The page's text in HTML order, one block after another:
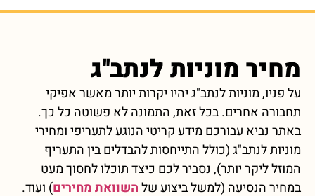
מחיר מוניות לנתב''ג
על פניו, מוניות לנתב"ג יהיו יקרות יותר מאשר אפיקי
תחבורה אחרים. בכל זאת, התמונה לא פשוטה כל כך.
באתר נביא עבורכם מידע קריטי הנוגע לתעריפי ומחירי
מוניות לנתב"ג (כולל התייחסות להבדלים בין התעריף
המוזל ליקר יותר), נסביר לכם כיצד תוכלו לחסוך מעט
במחיר הנסיעה (למשל ביצוע שלהשוואת מחירים) ועוד.